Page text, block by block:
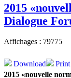
2015
Dialogue
Affichages : 79775
Print
Download
2015 «nouvelle